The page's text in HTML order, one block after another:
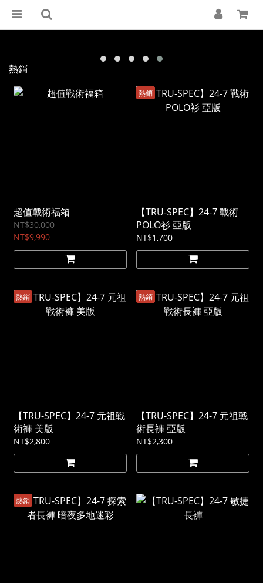
熱銷
超值戰術福箱
NT$30,000
NT$9,990
熱銷
【TRU-SPEC】24-7 戰術
POLO衫 亞版
NT$1,700
熱銷
【TRU-SPEC】24-7 元祖戰
術褲 美版
NT$2,800
熱銷
【TRU-SPEC】24-7 元祖戰
術長褲 亞版
NT$2,300
熱銷